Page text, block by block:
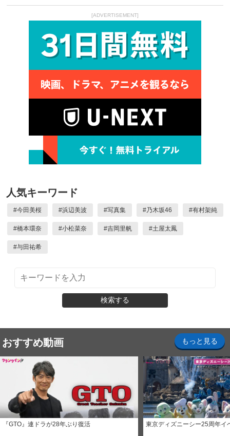
[ADVERTISEMENT]
人気キーワード
#今田美桜 #浜辺美波 #写真集 #乃木坂46 #有村架純
#橋本環奈 #小松菜奈 #吉岡里帆 #土屋太鳳
#与田祐希
検索する
おすすめ動画 もっと見る
『GTO』連ドラが28年ぶり復活 東京ディズニーシー25周年イ